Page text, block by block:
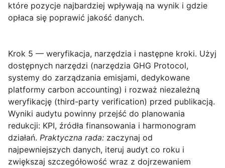
które pozycje najbardziej wpływają na wynik i gdzie
opłaca się poprawić jakość danych.
Krok 5 — weryfikacja, narzędzia i następne kroki. Użyj
dostępnych narzędzi (narzędzia GHG Protocol,
systemy do zarządzania emisjami, dedykowane
platformy carbon accounting) i rozważ niezależną
weryfikację (third-party verification) przed publikacją.
Wyniki audytu powinny przejść do planowania
redukcji: KPI, źródła finansowania i harmonogram
działań. Praktyczna rada: zaczynaj od
najpewniejszych danych, iteruj audyt co roku i
zwiększaj szczegółowość wraz z dojrzewaniem